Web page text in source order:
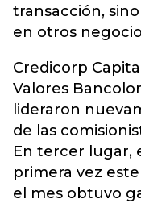
transacción,
en otros
Credicorp
Valores
lideraron
de las
En tercer lugar,
primera vez
el mes obtuvo